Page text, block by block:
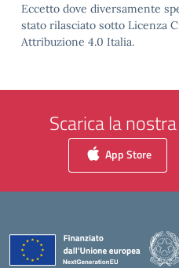
Eccetto dove diversamente
stato rilasciato sotto Licenza
Attribuzione 4.0 Italia.
Scarica la
App Store